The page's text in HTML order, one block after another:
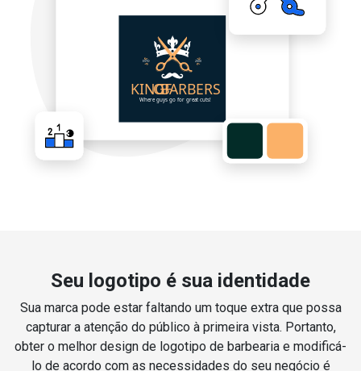
Seu logotipo é sua identidade
Sua marca pode estar faltando um toque extra que possa
capturar a atenção do público à primeira vista. Portanto,
obter o melhor design de logotipo de barbearia e modificá-
lo de acordo com as necessidades do seu negócio é